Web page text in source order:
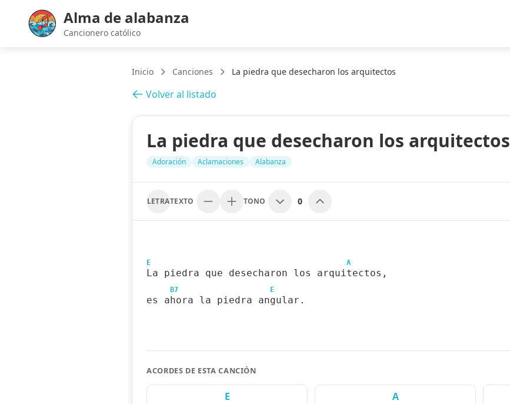
Alma de alabanza
Cancionero católico
Inicio Canciones La piedra que desecharon los arquitectos
Volver al listado
La piedra que desecharon los arquitectos
Adoración Aclamaciones Alabanza
LETRATEXTO TONO 0
E A
La piedra que desecharon los arquitectos,
B7 E
es ahora la piedra angular.
ACORDES DE ESTA CANCIÓN
E A